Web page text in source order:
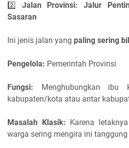
2️⃣ Jalan Provinsi: Jalur
Sasaran
Ini jenis jalan yang paling sering
Pengelola: Pemerintah Provinsi
Fungsi: Menghubungkan ibu
kabupaten/kota atau antar
Masalah Klasik: Karena
warga sering mengira ini